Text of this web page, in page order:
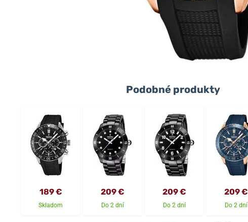
Podobné produkty
189 €
Skladom
209 €
Do 2 dní
209 €
Do 2 dní
209 €
Do 2 dní